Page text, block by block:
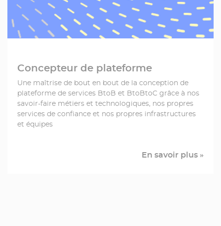
Concepteur de plateforme
Une maîtrise de bout en bout de la conception de
plateforme de services BtoB et BtoBtoC grâce à nos
savoir-faire métiers et technologiques, nos propres
services de confiance et nos propres infrastructures
et équipes
En savoir plus »